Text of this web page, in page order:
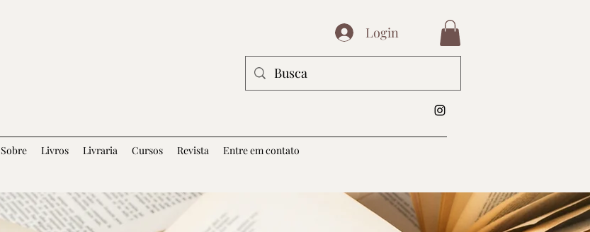
Sobre Livros Livraria Cursos Revista Entre em contato
Login